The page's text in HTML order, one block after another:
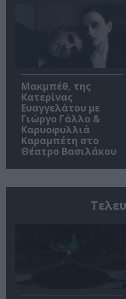
Μακμπέθ, της
Κατερίνας
Ευαγγελάτου με
Γιώργο Γάλλο &
Καρυοφυλλιά
Καραμπέτη στο
Θέατρο Βασιλάκου